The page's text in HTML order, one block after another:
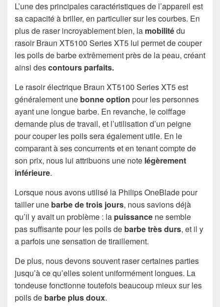
L’une des principales caractéristiques de l’appareil est
sa capacité à briller, en particulier sur les courbes. En
plus de raser incroyablement bien, la mobilitédu
rasoir Braun XT5100 Series XT5 lui permet de couper
les poils de barbe extrêmement près de la peau, créant
ainsi descontours parfaits.
Le rasoir électrique Braun XT5100 Series XT5 est
généralement une bonne option pour les personnes
ayant une longue barbe. En revanche, le coiffage
demande plus de travail, et l’utilisation d’un peigne
pour couper les poils sera également utile. En le
comparant à ses concurrents et en tenant compte de
son prix, nous lui attribuons une note légèrement
inférieure.
Lorsque nous avons utilisé la Philips OneBlade pour
tailler une barbe de trois jours, nous savions déjà
qu’il y avait un problème : la puissance ne semble
pas suffisante pour les poils de barbe très durs, et il y
a parfois une sensation de tiraillement.
De plus, nous devons souvent raser certaines parties
jusqu’à ce qu’elles soient uniformément longues. La
tondeuse fonctionne toutefois beaucoup mieux sur les
poils de barbe plus doux.